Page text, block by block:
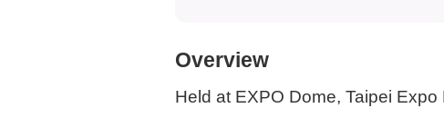
Overview
Held at EXPO Dome, Taipei